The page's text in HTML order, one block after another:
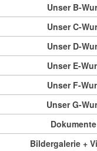
Unser B-
Unser C-
Unser D-
Unser E-
Unser F-
Unser G-
Dokumente
Bildergalerie +